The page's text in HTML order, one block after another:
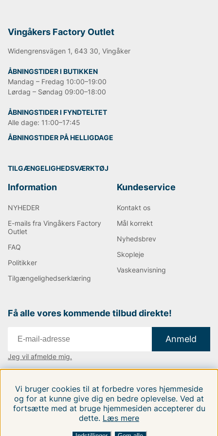
FILTRERA EFTER SORTER EFTER:
Vingåkers Factory Outlet
Widengrensvägen 1, 643 30, Vingåker
ÅBNINGSTIDER I BUTIKKEN
Mandag – Fredag 10:00–19:00
Lørdag – Søndag 09:00–18:00
ÅBNINGSTIDER I FYNDTELTET
Alle dage: 11:00–17:45
ÅBNINGSTIDER PÅ HELLIGDAGE
TILGÆNGELIGHEDSVÆRKTØJ
Information
NYHEDER
E-mails fra Vingåkers Factory
Outlet
FAQ
Politikker
Tilgængelighedserklæring
Kundeservice
Kontakt os
Mål korrekt
Nyhedsbrev
Skopleje
Vaskeanvisning
Få alle vores kommende tilbud direkte!
Anmeld
Jeg vil afmelde mig.
Følg os på vores sociale medier.
Vi bruger cookies til at forbedre vores hjemmeside
og for at kunne give dig en bedre oplevelse. Ved at
fortsætte med at bruge hjemmesiden accepterer du
dette. Læs mere